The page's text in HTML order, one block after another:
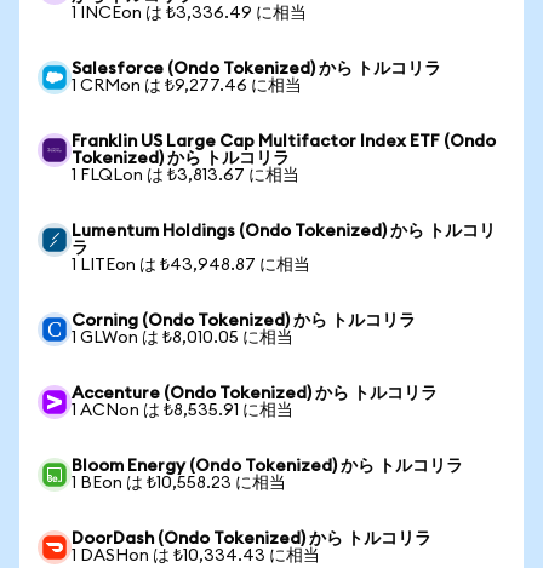
1 INCEon は ₺3,336.49 に相当
Salesforce (Ondo Tokenized) から トルコリラ
1 CRMon は ₺9,277.46 に相当
Franklin US Large Cap Multifactor Index ETF (Ondo
Tokenized) から トルコリラ
1 FLQLon は ₺3,813.67 に相当
Lumentum Holdings (Ondo Tokenized) から トルコリ
ラ
1 LITEon は ₺43,948.87 に相当
Corning (Ondo Tokenized) から トルコリラ
1 GLWon は ₺8,010.05 に相当
Accenture (Ondo Tokenized) から トルコリラ
1 ACNon は ₺8,535.91 に相当
Bloom Energy (Ondo Tokenized) から トルコリラ
1 BEon は ₺10,558.23 に相当
DoorDash (Ondo Tokenized) から トルコリラ
1 DASHon は ₺10,334.43 に相当